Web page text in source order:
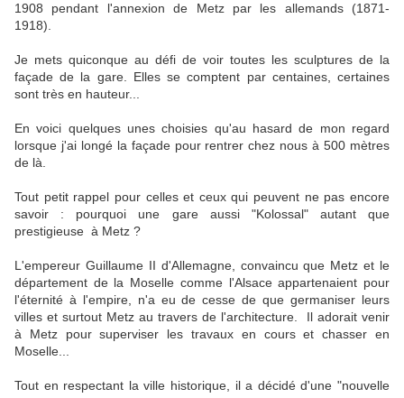
1908 pendant l'annexion de Metz par les allemands (1871-
1918).
Je mets quiconque au défi de voir toutes les sculptures de la
façade de la gare. Elles se comptent par centaines, certaines
sont très en hauteur...
En voici quelques unes choisies qu'au hasard de mon regard
lorsque j'ai longé la façade pour rentrer chez nous à 500 mètres
de là.
Tout petit rappel pour celles et ceux qui peuvent ne pas encore
savoir : pourquoi une gare aussi "Kolossal" autant que
prestigieuse à Metz ?
L'empereur Guillaume II d'Allemagne, convaincu que Metz et le
département de la Moselle comme l'Alsace appartenaient pour
l'éternité à l'empire, n'a eu de cesse de que germaniser leurs
villes et surtout Metz au travers de l'architecture. Il adorait venir
à Metz pour superviser les travaux en cours et chasser en
Moselle...
Tout en respectant la ville historique, il a décidé d'une "nouvelle